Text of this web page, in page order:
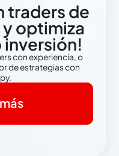
traders de
optimiza
con experiencia, o
de estrategias con